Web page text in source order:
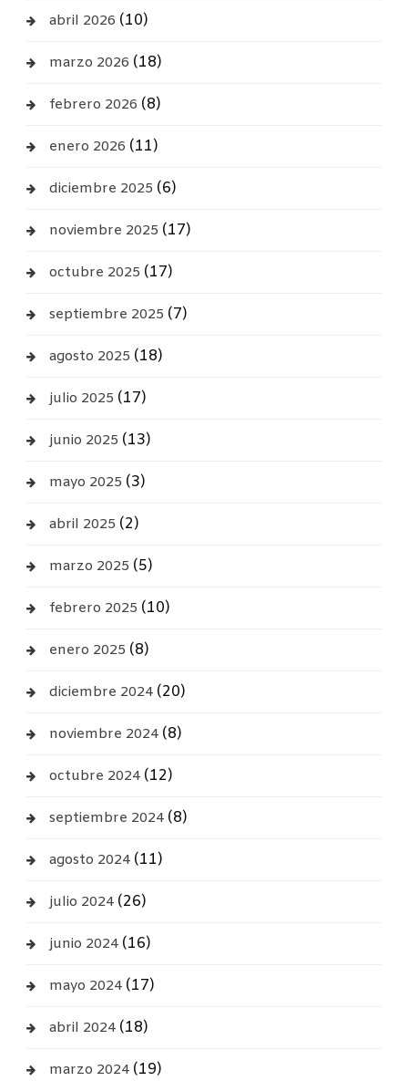
abril 2026 (10)
marzo 2026 (18)
febrero 2026 (8)
enero 2026 (11)
diciembre 2025 (6)
noviembre 2025 (17)
octubre 2025 (17)
septiembre 2025 (7)
agosto 2025 (18)
julio 2025 (17)
junio 2025 (13)
mayo 2025 (3)
abril 2025 (2)
marzo 2025 (5)
febrero 2025 (10)
enero 2025 (8)
diciembre 2024(20)
noviembre 2024(8)
octubre 2024(12)
septiembre 2024(8)
agosto 2024(11)
julio 2024(26)
junio 2024(16)
mayo 2024(17)
abril 2024(18)
marzo 2024(19)